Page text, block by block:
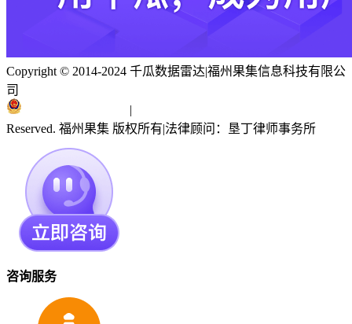
Copyright © 2014-2024 千瓜数据雷达|福州果集信息科技有限公
司
|
Reserved. 福州果集 版权所有|法律顾问：垦丁律师事务所
咨询服务